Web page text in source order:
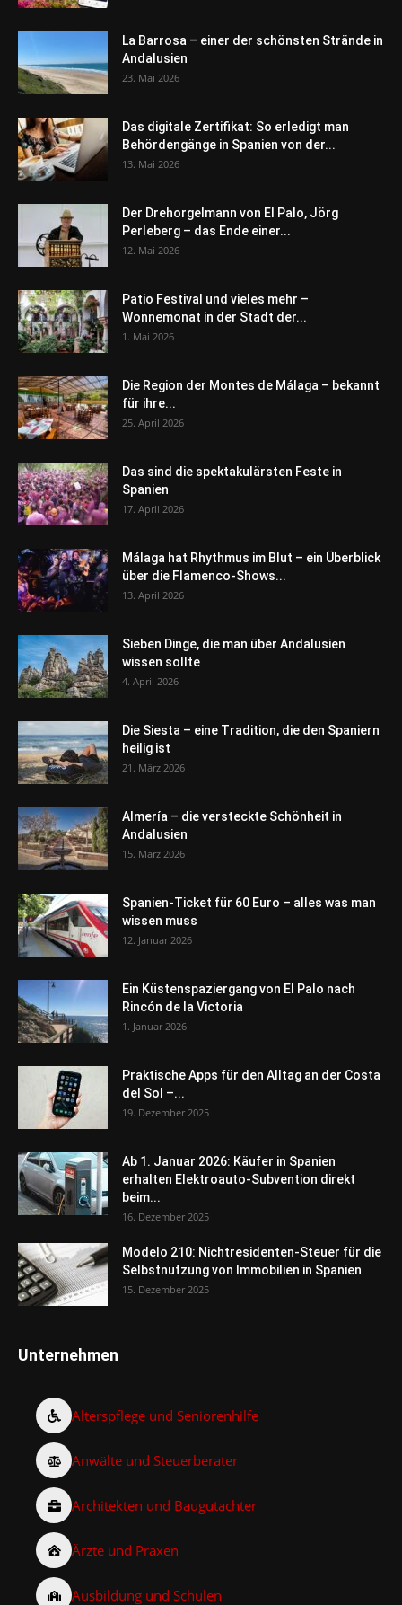
La Barrosa – einer der schönsten Strände in
Andalusien
23. Mai 2026
Das digitale Zertifikat: So erledigt man
Behördengänge in Spanien von der...
13. Mai 2026
Der Drehorgelmann von El Palo, Jörg
Perleberg – das Ende einer...
12. Mai 2026
Patio Festival und vieles mehr –
Wonnemonat in der Stadt der...
1. Mai 2026
Die Region der Montes de Málaga – bekannt
für ihre...
25. April 2026
Das sind die spektakulärsten Feste in
Spanien
17. April 2026
Málaga hat Rhythmus im Blut – ein Überblick
über die Flamenco-Shows...
13. April 2026
Sieben Dinge, die man über Andalusien
wissen sollte
4. April 2026
Die Siesta – eine Tradition, die den Spaniern
heilig ist
21. März 2026
Almería – die versteckte Schönheit in
Andalusien
15. März 2026
Spanien-Ticket für 60 Euro – alles was man
wissen muss
12. Januar 2026
Ein Küstenspaziergang von El Palo nach
Rincón de la Victoria
1. Januar 2026
Praktische Apps für den Alltag an der Costa
del Sol –...
19. Dezember 2025
Ab 1. Januar 2026: Käufer in Spanien
erhalten Elektroauto-Subvention direkt
beim...
16. Dezember 2025
Modelo 210: Nichtresidenten-Steuer für die
Selbstnutzung von Immobilien in Spanien
15. Dezember 2025
Unternehmen
Alterspflege und Seniorenhilfe
Anwälte und Steuerberater
Architekten und Baugutachter
Ärzte und Praxen
Ausbildung und Schulen